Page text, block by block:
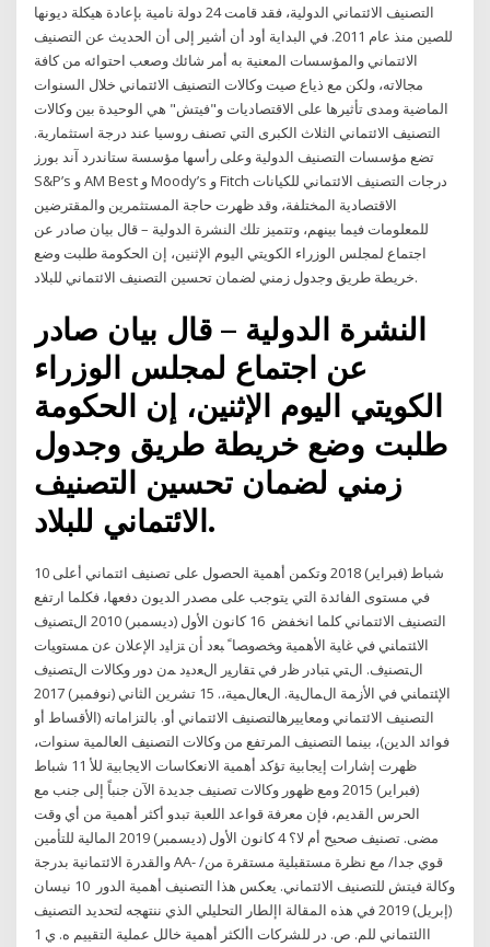
التصنيف الائتماني الدولية، فقد قامت 24 دولة نامية بإعادة هيكلة ديونها
للصين منذ عام 2011. في البداية أود أن أشير إلى أن الحديث عن التصنيف
الائتماني والمؤسسات المعنية به أمر شائك وصعب احتوائه من كافة
مجالاته، ولكن مع ذياع صيت وكالات التصنيف الائتماني خلال السنوات
الماضية ومدى تأثيرها على الاقتصاديات و"فيتش" هي الوحيدة بين وكالات
التصنيف الائتماني الثلاث الكبرى التي تصنف روسيا عند درجة استثمارية.
تضع مؤسسات التصنيف الدولية وعلى رأسها مؤسسة ستاندرد آند بورز
S&P’s و AM Best و Moody’s و Fitch درجات التصنيف الائتماني للكيانات
الاقتصادية المختلفة، وقد ظهرت حاجة المستثمرين والمقترضين
للمعلومات فيما بينهم، وتتميز تلك النشرة الدولية – قال بيان صادر عن
اجتماع لمجلس الوزراء الكويتي اليوم الإثنين، إن الحكومة طلبت وضع
خريطة طريق وجدول زمني لضمان تحسين التصنيف الائتماني للبلاد.
النشرة الدولية – قال بيان صادر
عن اجتماع لمجلس الوزراء
الكويتي اليوم الإثنين، إن الحكومة
طلبت وضع خريطة طريق وجدول
زمني لضمان تحسين التصنيف
الائتماني للبلاد.
10 شباط (فبراير) 2018 وتكمن أهمية الحصول على تصنيف ائتماني أعلى
في مستوى الفائدة التي يتوجب على مصدر الديون دفعها، فكلما ارتفع
التصنيف الائتماني كلما انخفض 16 كانون الأول (ديسمبر) 2010 ﺍﻝﺘﺼﻨﻴﻑ
ﺍﻻﺌﺘﻤﺎﻨﻲ ﻓﻲ ﻏﺎﻴﺔ ﺍﻷﻫﻤﻴﺔ ﻭﺨﺼﻭﺼﺎﹰ ﺒﻌﺩ ﺃﻥ ﺘﺯﺍﻴﺩ ﺍﻹﻋﻼﻥ ﻋﻥ ﻤﺴﺘﻭﻴﺎﺕ
ﺍﻝﺘﺼﻨﻴﻑ. ﺍﻝﺘﻲ ﺘﺒﺎﺩﺭ ﻅﺭ ﻓﻲ ﺘﻘﺎﺭﻴﺭ ﺍﻝﻌﺩﻴﺩ ﻤﻥ ﺩﻭﺭ ﻭﻜﺎﻻﺕ ﺍﻝﺘﺼﻨﻴﻑ
ﺍﻹﺌﺘﻤﺎﻨﻲ ﻓﻲ ﺍﻷﺯﻤﺔ ﺍﻝﻤﺎﻝﻴﺔ. ﺍﻝﻌﺎﻝﻤﻴﺔ،. 15 تشرين الثاني (نوفمبر) 2017
التصنيف الائتماني ومعاييرهالتصنيف الائتماني أو. بالتزاماته (الأقساط أو
فوائد الدين)، بينما التصنيف المرتفع من وكالات التصنيف العالمية سنوات،
ظهرت إشارات إيجابية تؤكد أهمية الانعكاسات الايجابية للأ 11 شباط
(فبراير) 2015 ومع ظهور وكالات تصنيف جديدة الآن جنباً إلى جنب مع
الحرس القديم، فإن معرفة قواعد اللعبة تبدو أكثر أهمية من أي وقت
مضى. تصنيف صحيح أم لا؟ 4 كانون الأول (ديسمبر) 2019 المالية للتأمين
والقدرة الائتمانية بدرجة AA- /قوي جدا/ مع نظرة مستقبلية مستقرة من
وكالة فيتش للتصنيف الائتماني. يعكس هذا التصنيف أهمية الدور 10 نيسان
(إبريل) 2019 في هذه المقالة اإلطار التحليلي الذي ننتهجه لتحديد التصنيف
االئتماني للم. ص. در للشركات األكثر أهمية خالل عملية التقييم ه. ي 1